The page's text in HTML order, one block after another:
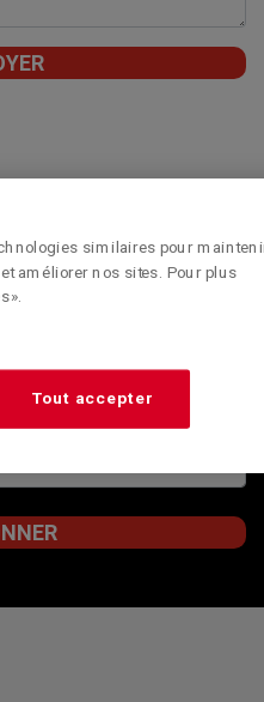
les nouveautés, les
de Kenworth Montréal
similaires pour
améliorer nos sites. Pour plus
».
Tout accepter